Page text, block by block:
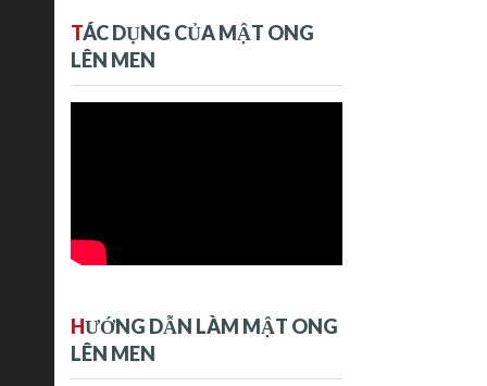
TÁC DỤNG CỦA MẬT ONG
LÊN MEN
HƯỚNG DẪN LÀM MẬT ONG
LÊN MEN